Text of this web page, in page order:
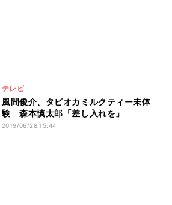
テレビ
風間俊介、タピオカミルクティー未体
験 森本慎太郎「差し入れを」
2019/06/28 15:44